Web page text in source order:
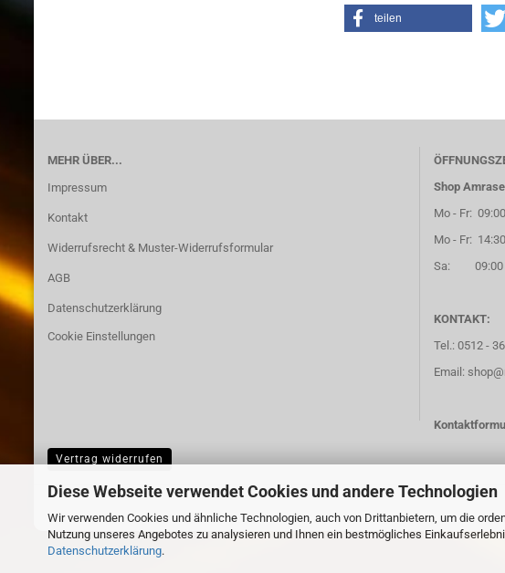
Diese Webseite verwendet Cookies und andere Technologien
Wir verwenden Cookies und ähnliche Technologien, auch von Drittanbietern, um die
Nutzung unseres Angebotes zu analysieren und Ihnen ein bestmögliches
Datenschutzerklärung.
teilen
MEHR ÜBER...
Impressum
Kontakt
Widerrufsrecht & Muster-Widerrufsformular
AGB
Datenschutzerklärung
Cookie Einstellungen
Shop
Mo - Fr:
Mo - Fr:
Sa: 09:00 -
KONTAKT:
Tel.: 0512 -
Email:
Vertrag widerrufen